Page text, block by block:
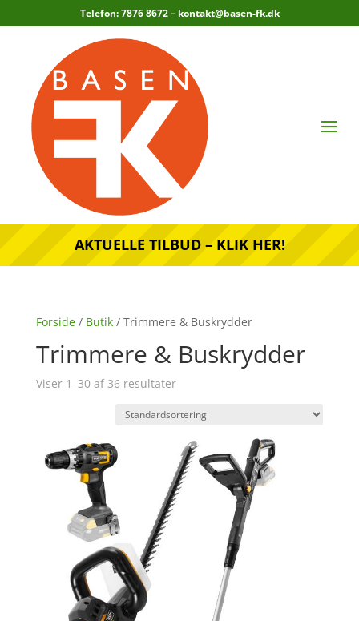
Telefon: 7876 8672 – kontakt@basen-fk.dk
AKTUELLE TILBUD – KLIK HER!
Forside/ Butik/ Trimmere & Buskrydder
Trimmere & Buskrydder
Viser 1–30 af 36 resultater